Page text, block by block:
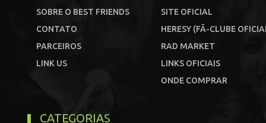
SOBRE O BEST FRIENDS
CONTATO
PARCEIROS
LINK US
SITE OFICIAL
HERESY (FÃ-CLUBE
RAD MARKET
LINKS OFICIAIS
ONDE COMPRAR
CATEGORIAS